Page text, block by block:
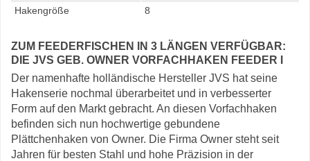
Hakengröße
8
ZUM FEEDERFISCHEN IN 3 LÄNGEN VERFÜGBAR:
DIE JVS GEB. OWNER VORFACHHAKEN FEEDER I
Der namenhafte holländische Hersteller JVS hat seine
Hakenserie nochmal überarbeitet und in verbesserter
Form auf den Markt gebracht. An diesen Vorfachhaken
befinden sich nun hochwertige gebundene
Plättchenhaken von Owner. Die Firma Owner steht seit
Jahren für besten Stahl und hohe Präzision in der